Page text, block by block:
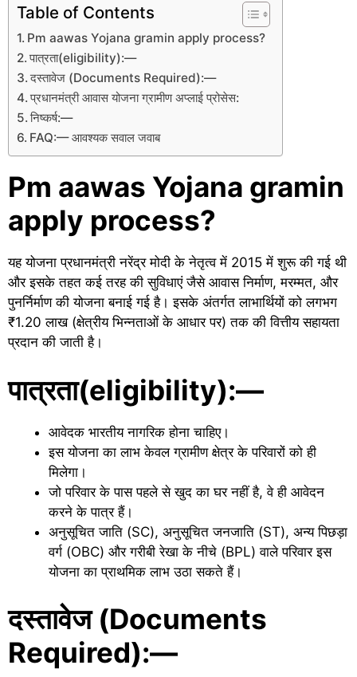
Table of Contents
Pm aawas Yojana gramin apply process?
पात्रता(eligibility):—
दस्तावेज (Documents Required):—
प्रधानमंत्री आवास योजना ग्रामीण अप्लाई प्रोसेस:
निष्कर्ष:—
FAQ:— आवश्यक सवाल जवाब
Pm aawas Yojana gramin
apply process?
यह योजना प्रधानमंत्री नरेंद्र मोदी के नेतृत्व में 2015 में शुरू की गई थी
और इसके तहत कई तरह की सुविधाएं जैसे आवास निर्माण, मरम्मत, और
पुनर्निर्माण की योजना बनाई गई है। इसके अंतर्गत लाभार्थियों को लगभग
₹1.20 लाख (क्षेत्रीय भिन्नताओं के आधार पर) तक की वित्तीय सहायता
प्रदान की जाती है।
पात्रता(eligibility):—
आवेदक भारतीय नागरिक होना चाहिए।
इस योजना का लाभ केवल ग्रामीण क्षेत्र के परिवारों को ही
मिलेगा।
जो परिवार के पास पहले से खुद का घर नहीं है, वे ही आवेदन
करने के पात्र हैं।
अनुसूचित जाति (SC), अनुसूचित जनजाति (ST), अन्य पिछड़ा
वर्ग (OBC) और गरीबी रेखा के नीचे (BPL) वाले परिवार इस
योजना का प्राथमिक लाभ उठा सकते हैं।
दस्तावेज (Documents
Required):—